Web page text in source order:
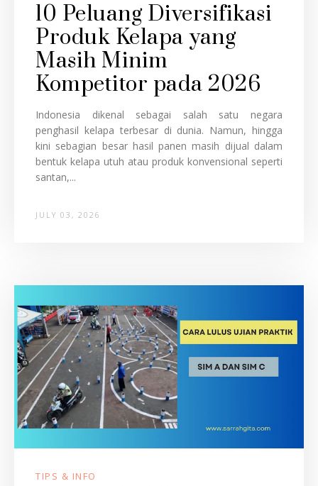
10 Peluang Diversifikasi
Produk Kelapa yang
Masih Minim
Kompetitor pada 2026
Indonesia dikenal sebagai salah satu negara
penghasil kelapa terbesar di dunia. Namun, hingga
kini sebagian besar hasil panen masih dijual dalam
bentuk kelapa utuh atau produk konvensional seperti
santan,...
JULY 03, 2026
TIPS & INFO